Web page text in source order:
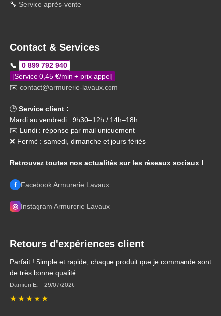
🔧 Service après-vente
Contact & Services
📞
0 899 792 940
[Service 0,45 €/min + prix appel]
✉️ contact@armurerie-lavaux.com
🕒 Service client :
Mardi au vendredi : 9h30–12h / 14h–18h
✉️ Lundi : réponse par mail uniquement
❌ Fermé : samedi, dimanche et jours fériés
Retrouvez toutes nos actualités sur les réseaux sociaux !
f Facebook Armurerie Lavaux
◎ Instagram Armurerie Lavaux
Retours d'expériences client
Parfait ! Simple et rapide, chaque produit que je commande sont
de très bonne qualité.
Damien E. – 29/07/2026
★ ★ ★ ★ ★